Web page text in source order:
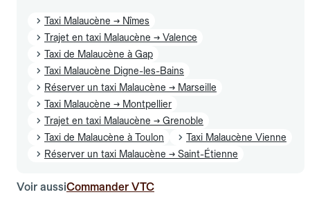
Taxi Malaucène → Nîmes
Trajet en taxi Malaucène → Valence
Taxi de Malaucène à Gap
Taxi Malaucène Digne-les-Bains
Réserver un taxi Malaucène → Marseille
Taxi Malaucène → Montpellier
Trajet en taxi Malaucène → Grenoble
Taxi de Malaucène à Toulon
Taxi Malaucène Vienne
Réserver un taxi Malaucène → Saint-Étienne
Voir aussiCommander VTC